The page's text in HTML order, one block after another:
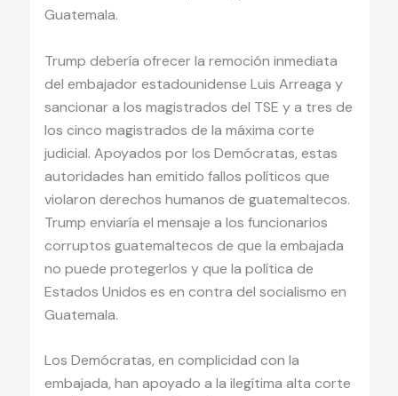
Guatemala.
Trump debería ofrecer la remoción inmediata
del embajador estadounidense Luis Arreaga y
sancionar a los magistrados del TSE y a tres de
los cinco magistrados de la máxima corte
judicial. Apoyados por los Demócratas, estas
autoridades han emitido fallos políticos que
violaron derechos humanos de guatemaltecos.
Trump enviaría el mensaje a los funcionarios
corruptos guatemaltecos de que la embajada
no puede protegerlos y que la política de
Estados Unidos es en contra del socialismo en
Guatemala.
Los Demócratas, en complicidad con la
embajada, han apoyado a la ilegítima alta corte